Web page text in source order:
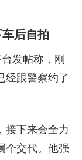
后自拍
发帖称，刚
经跟警察约了
接下来会全力
个交代。他强